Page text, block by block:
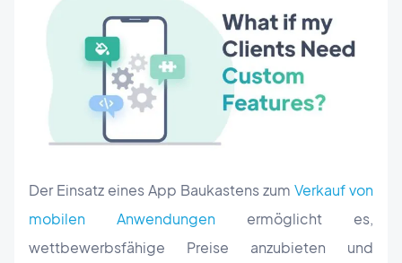
Der Einsatz eines App Baukastens zum Verkauf von
mobilen Anwendungen ermöglicht es,
wettbewerbsfähige Preise anzubieten und